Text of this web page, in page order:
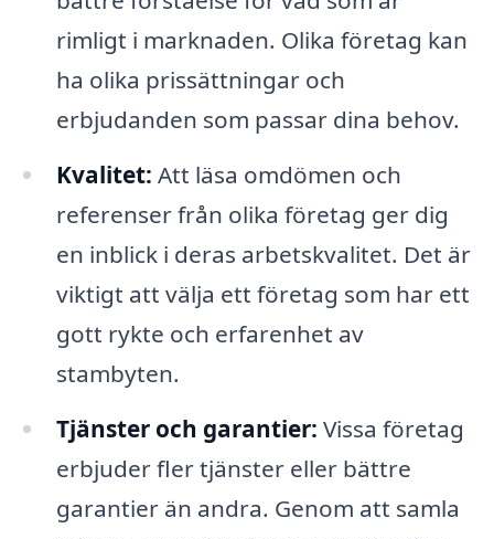
rimligt i marknaden. Olika företag kan
ha olika prissättningar och
erbjudanden som passar dina behov.
Kvalitet: Att läsa omdömen och
referenser från olika företag ger dig
en inblick i deras arbetskvalitet. Det är
viktigt att välja ett företag som har ett
gott rykte och erfarenhet av
stambyten.
Tjänster och garantier: Vissa företag
erbjuder fler tjänster eller bättre
garantier än andra. Genom att samla